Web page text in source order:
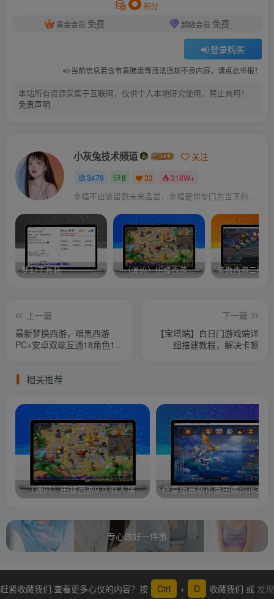
积分
黄金会员 免费 超级会员 免费
登录购买
当前信息若含有黄赌毒等违法违规不良内容，请点此举报！
本站所有资源采集于互联网，仅供个人本地研究使用，禁止商用！
免责声明
小灰兔技术频道 关注
3479 8 33 318W+
幸福不应该留到未来品尝，幸福是你专门为当下的自己所准备的
梦幻工具箱————-免费 –（源码）田螺西游9.0 假人摆摊18门派飞升渡劫化圣助战最新BB谛听…. 笑傲西游二版-
上一篇
最新梦换西游，暗黑西游
PC+安卓双端互通18角色15
下一篇
【宝塔端】白日门游戏端详
细搭建教程，解决卡顿
相关推荐
–（源码）田螺西游9.0 假人摆摊18门派飞升渡劫化圣助战最新BB谛听….
专心做好一件事
赶紧收藏我们,查看更多心仪的内容？按 Ctrl + D 收藏我们 或 发现